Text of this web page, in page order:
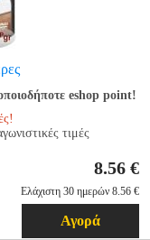
eshop point!
τιμές
8.56 €
Ελάχιστη 30 ημερών 8.56 €
Αγορά